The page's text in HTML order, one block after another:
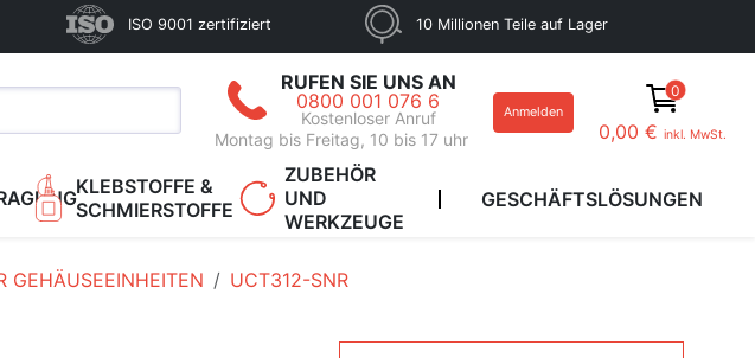
ISO 9001 zertifiziert 10 Millionen Teile auf Lager
RUFEN SIE UNS AN
0800 001 076 6
Kostenloser Anruf
Montag bis Freitag, 10 bis 17 uhr
Anmelden
0
0,00 € inkl. MwSt.
KLEBSTOFFE &
SCHMIERSTOFFE
ZUBEHÖR
UND
WERKZEUGE
GESCHÄFTSLÖSUNGEN
GEHÄUSEEINHEITEN UCT312-SNR